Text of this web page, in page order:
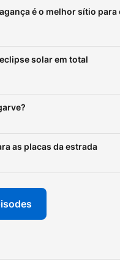
é o melhor sítio para
solar em total
as placas da estrada